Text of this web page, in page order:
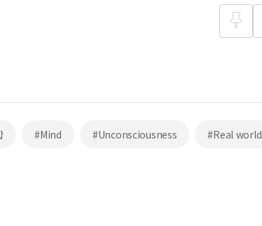
#Mind #Unconsciousness #Real world